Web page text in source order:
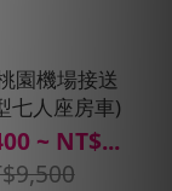
園機場接送
七人座房車)
~ NT$...